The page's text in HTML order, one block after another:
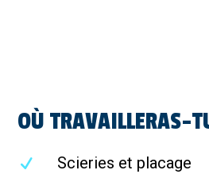
OÙ TRAVAILLERAS-
Scieries et placage